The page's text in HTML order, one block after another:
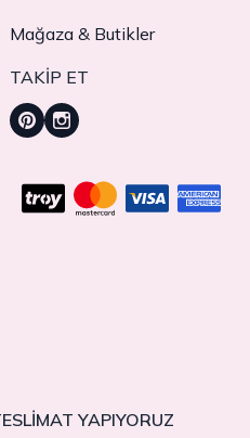
Mağaza & Butikler
TAKIP ET
YAPIYORUZ